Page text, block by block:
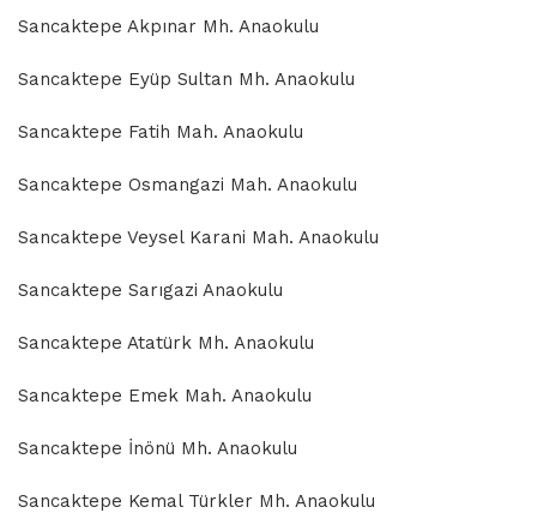
Sancaktepe Akpınar Mh. Anaokulu
Sancaktepe Eyüp Sultan Mh. Anaokulu
Sancaktepe Fatih Mah. Anaokulu
Sancaktepe Osmangazi Mah. Anaokulu
Sancaktepe Veysel Karani Mah. Anaokulu
Sancaktepe Sarıgazi Anaokulu
Sancaktepe Atatürk Mh. Anaokulu
Sancaktepe Emek Mah. Anaokulu
Sancaktepe İnönü Mh. Anaokulu
Sancaktepe Kemal Türkler Mh. Anaokulu